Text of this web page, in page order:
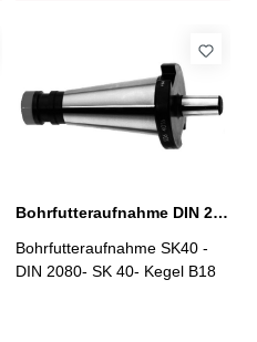
Bohrfutteraufnahme DIN 2080, SK 40 Kegel B18
Bohrfutteraufnahme SK40 -
DIN 2080- SK 40- Kegel B18